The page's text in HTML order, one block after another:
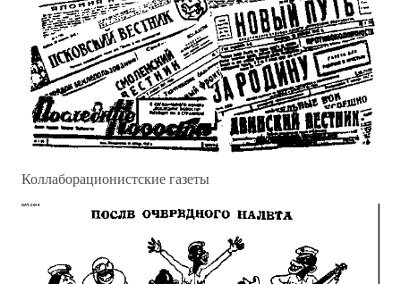
Коллаборационистские газеты